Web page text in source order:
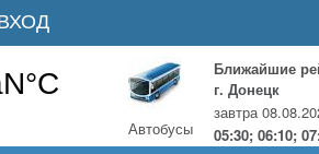
Автобусы
Ближайшие
г. Донецк
завтра
05:30; 06:10;